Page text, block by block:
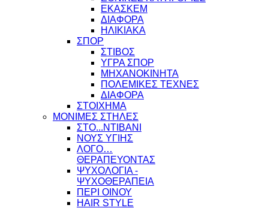
ΕΚΑΣΚΕΜ
ΔΙΑΦΟΡΑ
ΗΛΙΚΙΑΚΑ
ΣΠΟΡ
ΣΤΙΒΟΣ
ΥΓΡΑ ΣΠΟΡ
ΜΗΧΑΝΟΚΙΝΗΤΑ
ΠΟΛΕΜΙΚΕΣ ΤΕΧΝΕΣ
ΔΙΑΦΟΡΑ
ΣΤΟΙΧΗΜΑ
ΜΟΝΙΜΕΣ ΣΤΗΛΕΣ
ΣΤΟ...ΝΤΙΒΑΝΙ
ΝΟΥΣ ΥΓΙΗΣ
ΛΟΓΟ…
ΘΕΡΑΠΕΥΟΝΤΑΣ
ΨΥΧΟΛΟΓΙΑ -
ΨΥΧΟΘΕΡΑΠΕΙΑ
ΠΕΡΙ ΟΙΝΟΥ
HAIR STYLE